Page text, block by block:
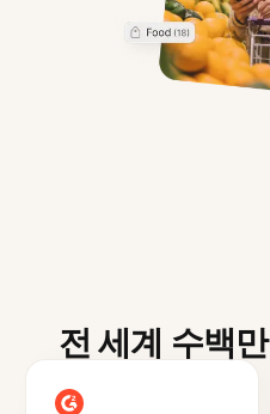
전 세계 수백